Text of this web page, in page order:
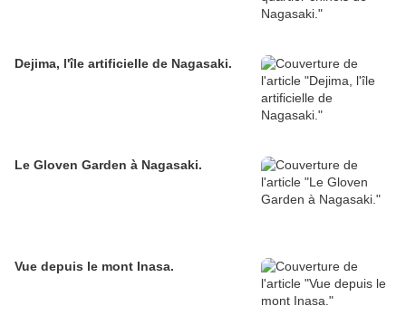
Dejima, l'île artificielle de Nagasaki.
Le Gloven Garden à Nagasaki.
Vue depuis le mont Inasa.